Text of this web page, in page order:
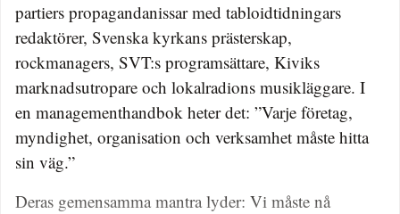
partiers propaganda­nissar med tabloidtidningars
redaktörer, Svenska kyrkans prästerskap,
rockmanagers, SVT:s programsättare, Kiviks
marknadsutropare och lokalradions musikläggare. I
en managementhandbok heter det: ”Varje företag,
myndighet, organisation och verksamhet måste hitta
sin väg.”
Deras gemensamma mantra lyder: Vi måste nå